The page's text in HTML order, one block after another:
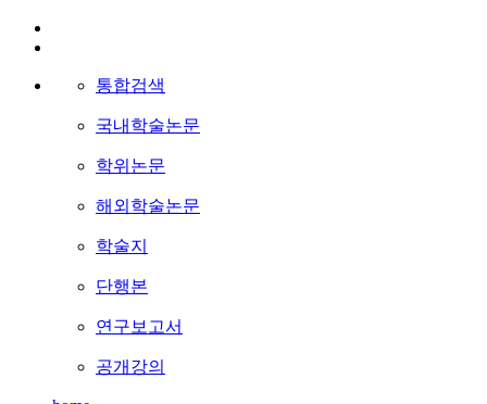
통합검색
국내학술논문
학위논문
해외학술논문
학술지
단행본
연구보고서
공개강의